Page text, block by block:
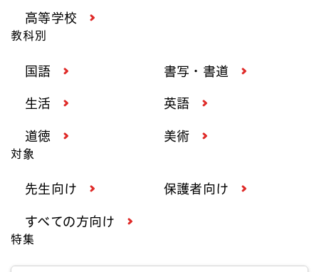
高等学校
教科別
国語 書写・書道
生活 英語
道徳 美術
対象
先生向け 保護者向け
すべての方向け
特集